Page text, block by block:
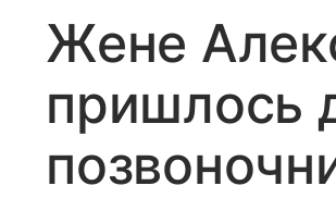
Жене
пришлось